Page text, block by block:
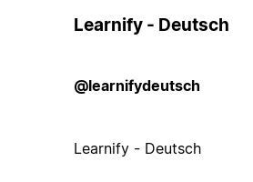
Learnify - Deutsch
@learnifydeutsch
Learnify - Deutsch